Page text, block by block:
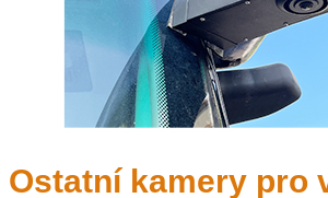
Ostatní kamery pro